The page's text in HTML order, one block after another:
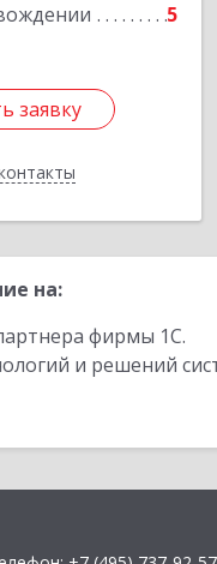
5
заявку
заявку
на:
фирмы 1С.
и решений